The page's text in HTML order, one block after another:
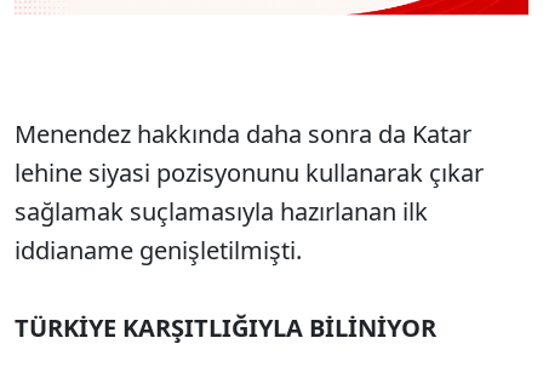
Menendez hakkında daha sonra da Katar
lehine siyasi pozisyonunu kullanarak çıkar
sağlamak suçlamasıyla hazırlanan ilk
iddianame genişletilmişti.
TÜRKİYE KARŞITLIĞIYLA BİLİNİYOR